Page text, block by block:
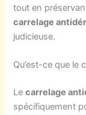
tout en
carrelage
judicieuse.
Qu’est-ce que le
Lecarrelage
spécifiquement